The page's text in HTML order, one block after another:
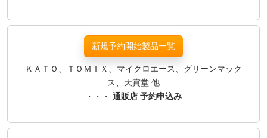
新規予約開始製品一覧
ＫＡＴＯ、ＴＯＭＩＸ、マイクロエース、グリーンマック
ス、天賞堂 他
・・・ 通販店 予約申込み